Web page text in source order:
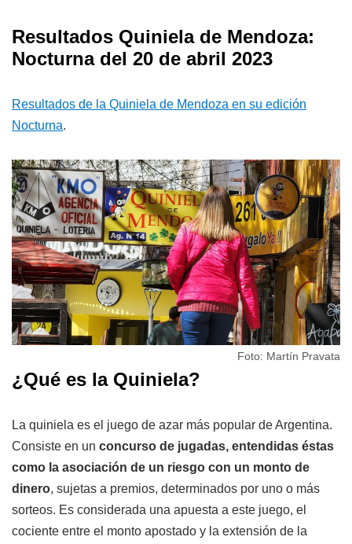
Resultados Quiniela de Mendoza:
Nocturna del 20 de abril 2023
Resultados de la Quiniela de Mendoza en su edición
Nocturna.
Foto: Martín Pravata
¿Qué es la Quiniela?
La quiniela es el juego de azar más popular de Argentina.
Consiste en un concurso de jugadas, entendidas éstas
como la asociación de un riesgo con un monto de
dinero, sujetas a premios, determinados por uno o más
sorteos. Es considerada una apuesta a este juego, el
cociente entre el monto apostado y la extensión de la